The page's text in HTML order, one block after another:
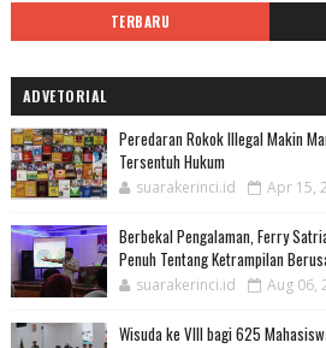
TERBARU
ADVETORIAL
Peredaran Rokok Illegal Makin
Tersentuh Hukum
suarakerinci.id Apr 15,
Berbekal Pengalaman, Ferry
Penuh Tentang Ketrampilan
suarakerinci.id Aug 06,
Wisuda ke VIII bagi 625